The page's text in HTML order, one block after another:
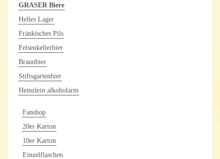
GRASER Biere
Helles Lager
Fränkisches Pils
Felsenkellerbier
Braunbier
Stiftsgartenbier
Heinzlein alkoholarm
Fanshop
20er Karton
10er Karton
Einzelflaschen